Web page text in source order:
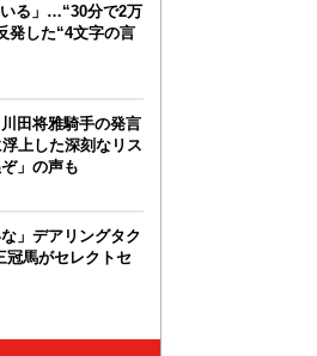
いる」…“30分で2万
発した“4文字の言
田将雅騎手の発言
上した深刻なリス
」の声も
」デアリングタク
冠馬がセレクトセ